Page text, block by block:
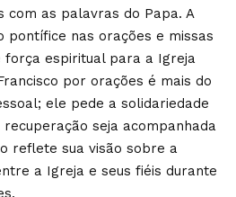
com as palavras do Papa. A
pontífice nas orações e missas
força espiritual para a Igreja
por orações é mais do
ele pede a solidariedade
seja acompanhada
reflete sua visão sobre a
a Igreja e seus fiéis durante